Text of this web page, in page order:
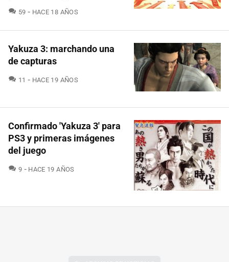
59 COMENTARIOS
HACE 18 AÑOS
Yakuza 3: marchando una
de capturas
11 COMENTARIOS
HACE 19 AÑOS
Confirmado 'Yakuza 3' para
PS3 y primeras imágenes
del juego
9 COMENTARIOS
HACE 19 AÑOS